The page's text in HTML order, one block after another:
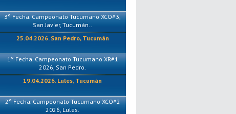
3° Fecha. Campeonato Tucumano XCO#3,
San Javier, Tucumán..
25.04.2026. San Pedro, Tucumán
1° Fecha. Campeonato Tucumano XR#1
2026, San Pedro.
19.04.2026. Lules, Tucumán
2° Fecha. Campeonato Tucumano XCO#2
2026, Lules.